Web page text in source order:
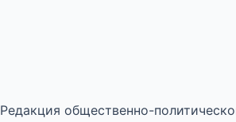
Редакция общественно-